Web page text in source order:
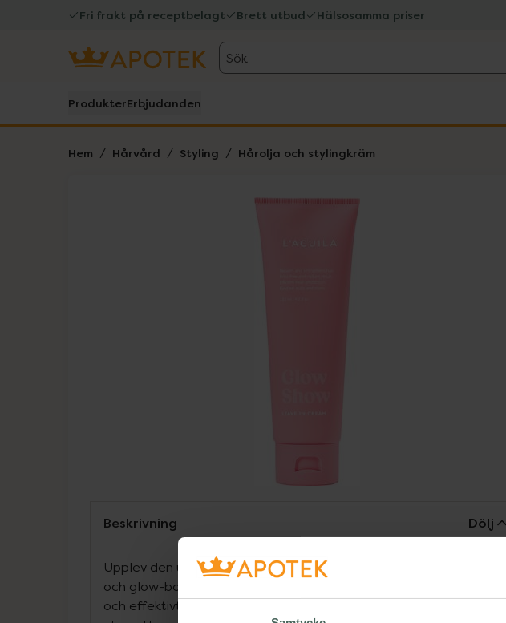
Fri frakt på receptbelagt Brett utbud Hälsosamma priser
Sök
ProdukterErbjudanden
Hem Hårvård Styling Hårolja och stylingkräm
Beskrivning Dölj
Upplev den ultimata vården för ditt hår med denna reparerande
och glow-boostande leave-in kräm. Den ger intensiv återfuktning
och effektivt värmeskydd, så att du kan föna och styla ditt hår